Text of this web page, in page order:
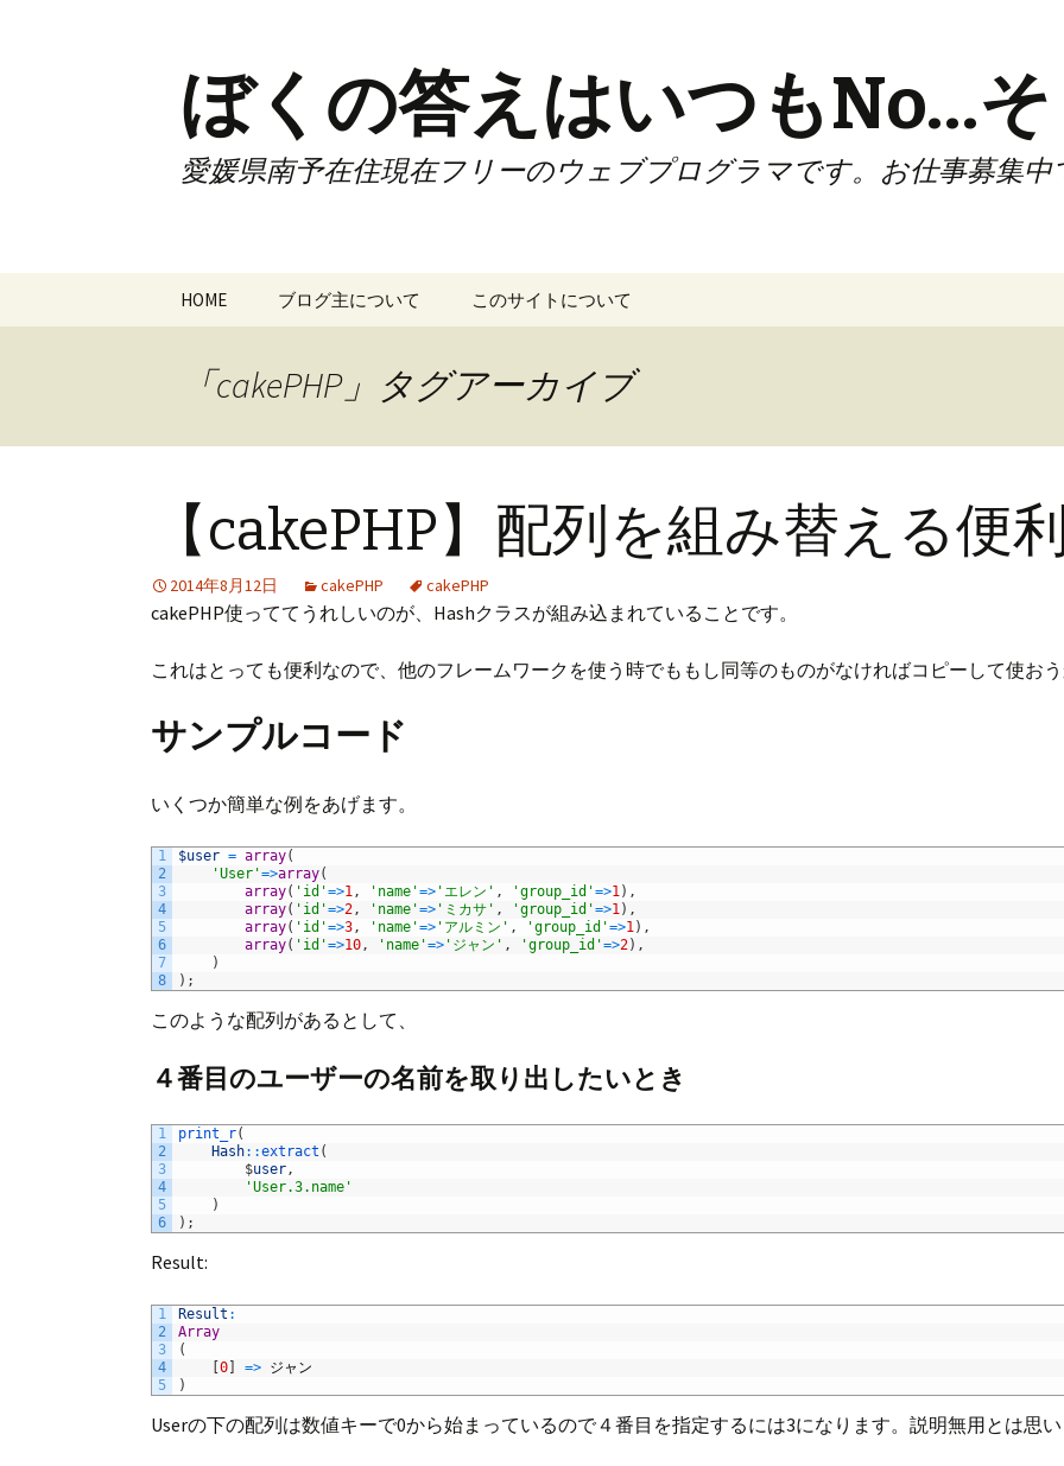
ぼくの答えはいつもNo…そ
愛媛県南予在住現在フリーのウェブプログラマです。お仕事募集中
HOME ブログ主について このサイトについて
「cakePHP」タグアーカイブ
【cakePHP】配列を組み替える便
2014年8月12日 cakePHP cakePHP
cakePHP使っててうれしいのが、Hashクラスが組み込まれていることです。
これはとっても便利なので、他のフレームワークを使う時でももし同等のものがなければコピーして使おう
サンプルコード
いくつか簡単な例をあげます。
1
2
3
4
5
6
7
8
$user = array(
'User'=>array(
array( 'id'=>1, 'name'=> 'エレン' , 'group_id'=>1) ,
array( 'id'=>2, 'name'=> 'ミカサ' , 'group_id'=>1) ,
array( 'id'=>3, 'name'=> 'アルミン' , 'group_id'=>1) ,
array( 'id'=>10, 'name'=> 'ジャン' , 'group_id'=>2) ,
)
) ;
このような配列があるとして、
４番目のユーザーの名前を取り出したいとき
1
2
3
4
5
6
print_r(
Hash::extract (
$user,
'User.3.name'
)
) ;
Result:
1
2
3
4
5
Result :
Array
(
0 => ジャン
)
Userの下の配列は数値キーで0から始まっているので４番目を指定するには3になります。説明無用とは思い